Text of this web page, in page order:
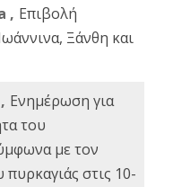
, Eπιβολή
Ξάνθη και
Ενημέρωση για
του
με τον
στις 10-